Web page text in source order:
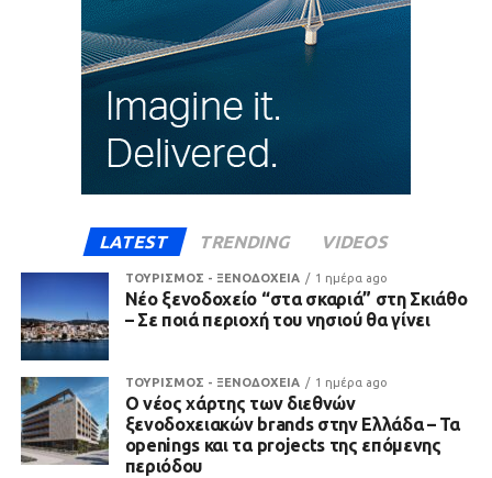
LATEST TRENDING VIDEOS
ΤΟΥΡΙΣΜΟΣ - ΞΕΝΟΔΟΧΕΙΑ 1 ημέρα ago
Νέο ξενοδοχείο “στα σκαριά” στη Σκιάθο
– Σε ποιά περιοχή του νησιού θα γίνει
ΤΟΥΡΙΣΜΟΣ - ΞΕΝΟΔΟΧΕΙΑ 1 ημέρα ago
Ο νέος χάρτης των διεθνών
ξενοδοχειακών brands στην Ελλάδα – Τα
openings και τα projects της επόμενης
περιόδου